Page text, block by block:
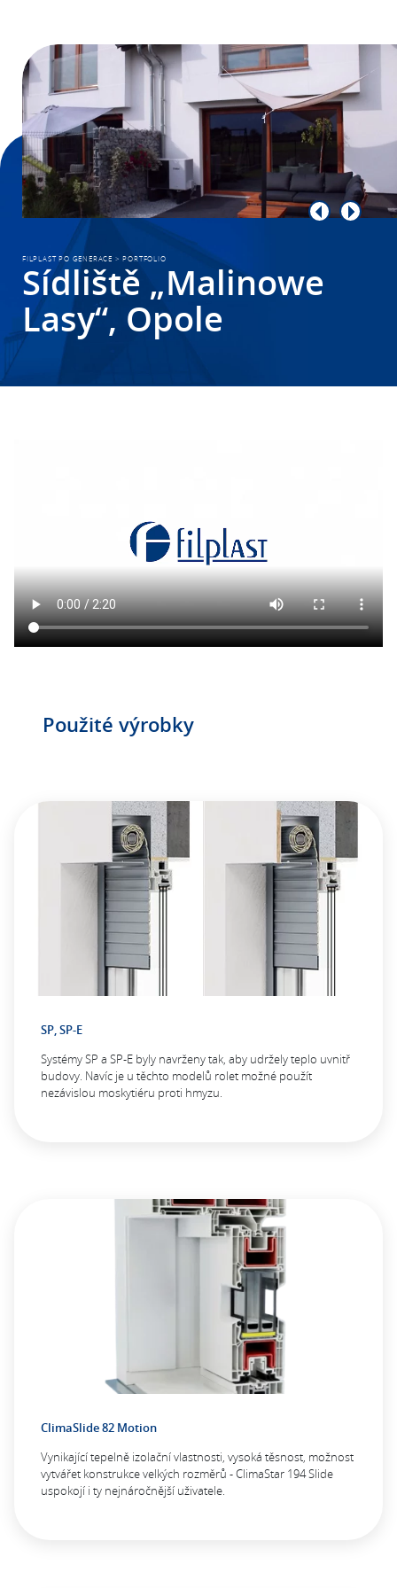
FILPLAST PO GENERACE >PORTFOLIO
Sídliště „Malinowe
Lasy“, Opole
Použité výrobky
SP, SP-E
Systémy SP a SP-E byly navrženy tak, aby udržely teplo uvnitř
budovy. Navíc je u těchto modelů rolet možné použít
nezávislou moskytiéru proti hmyzu.
ClimaSlide 82 Motion
Vynikající tepelně izolační vlastnosti, vysoká těsnost, možnost
vytvářet konstrukce velkých rozměrů - ClimaStar 194 Slide
uspokojí i ty nejnáročnější uživatele.